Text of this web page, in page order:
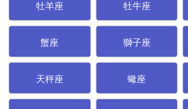
牡羊座 牡牛座
蟹座 獅子座
天秤座 蠍座